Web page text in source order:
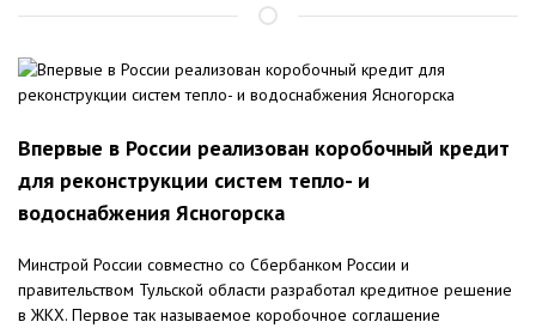
Впервые в России реализован коробочный кредит
для реконструкции систем тепло- и
водоснабжения Ясногорска
Минстрой России совместно со Сбербанком России и
правительством Тульской области разработал кредитное решение
в ЖКХ. Первое так называемое коробочное соглашение